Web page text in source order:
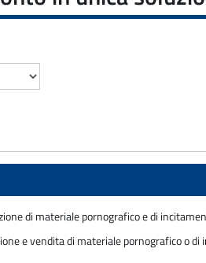
di materiale pornografico e di
e vendita di materiale pornografico o